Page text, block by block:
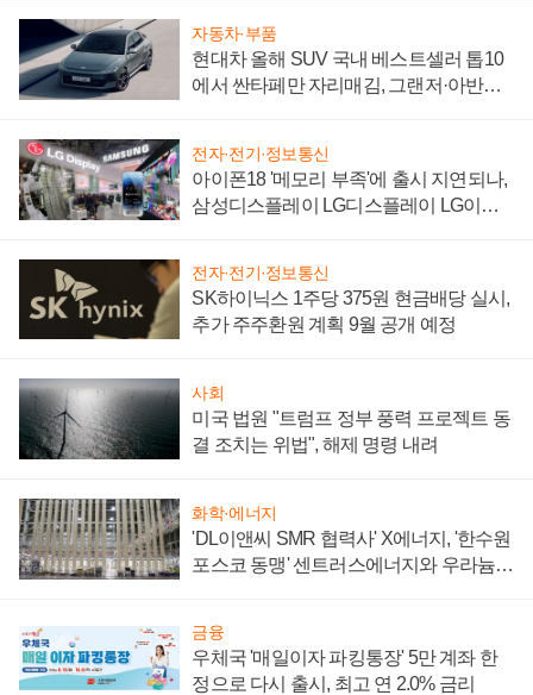
자동차·부품
현대차 올해 SUV 국내 베스트셀러 톱10
에서 싼타페만 자리매김, 그랜저·아반떼
전자·전기·정보통신
아이폰18 '메모리 부족'에 출시 지연되나,
삼성디스플레이 LG디스플레이 LG이노
전자·전기·정보통신
SK하이닉스 1주당 375원 현금배당 실시,
추가 주주환원 계획 9월 공개 예정
사회
미국 법원 "트럼프 정부 풍력 프로젝트 동
결 조치는 위법", 해제 명령 내려
화학·에너지
'DL이앤씨 SMR 협력사' X에너지, '한수원
포스코 동맹' 센트러스에너지와 우라늄
금융
우체국 '매일이자 파킹통장' 5만 계좌 한
정으로 다시 출시, 최고 연 2.0% 금리